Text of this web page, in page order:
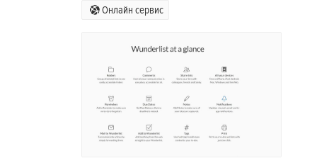
Онлайн сервис